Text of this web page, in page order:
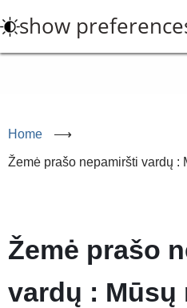
to
main
show
Home ⟶
Žemė prašo nepamiršti vardų :
Žemė prašo
vardų : Mūsų